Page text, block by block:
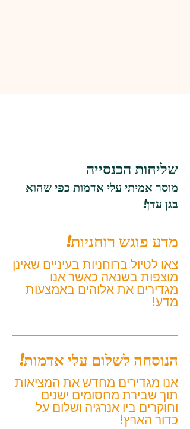
שליחות הכנסייה
מוסר אמיתי עלי אדמות כפי שהוא
בגן עדן!
מדע פוגש רוחניות!
צאו לטיול ברוחניות בעיניים שאינן
מוצפות בשנאה כאשר אנו
מגדירים את אלוהים באמצעות
מדע!
הנוסחה לשלום עלי אדמות!
אנו מגדירים מחדש את המציאות
תוך שבירת מחסומים ישנים
וחוקרים ביו אנרגיה ושלום על
כדור הארץ!